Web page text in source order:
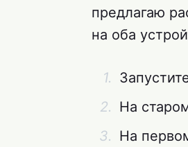
предлагаю
на оба
На
На